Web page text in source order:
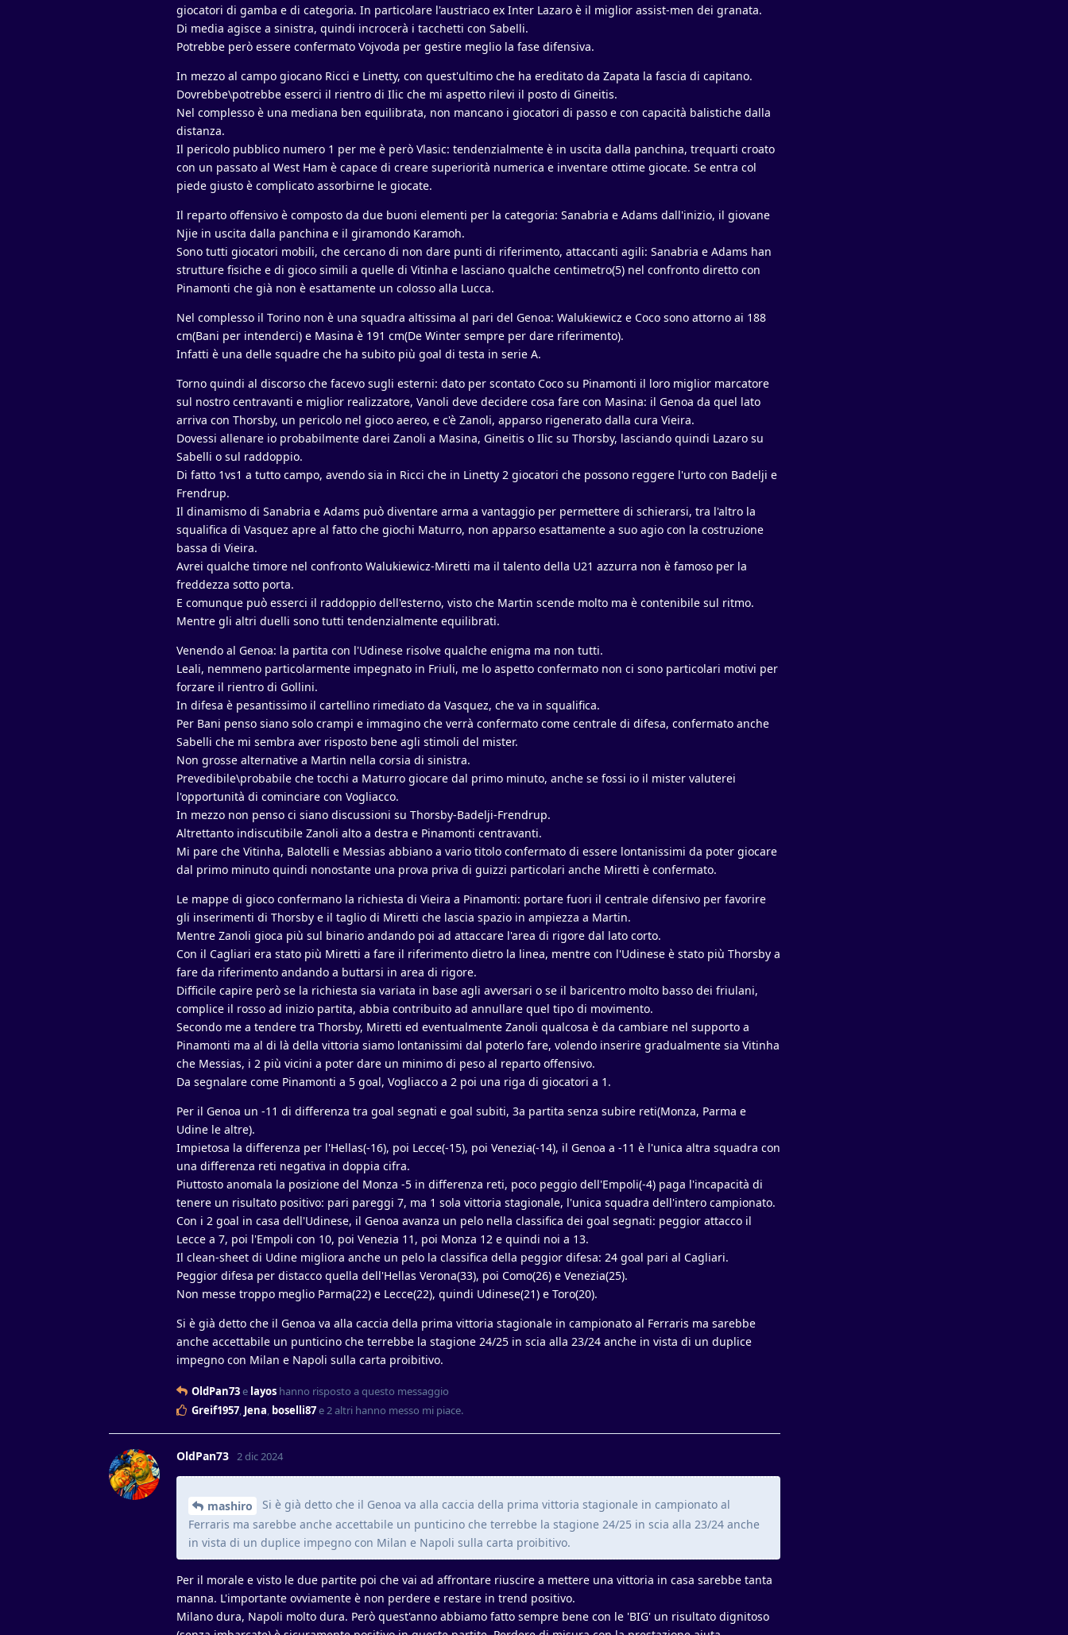
giocatori di gamba e di categoria. In particolare l'austriaco ex Inter Lazaro è il miglior assist-men dei granata.
Di media agisce a sinistra, quindi incrocerà i tacchetti con Sabelli.
Potrebbe però essere confermato Vojvoda per gestire meglio la fase difensiva.
In mezzo al campo giocano Ricci e Linetty, con quest'ultimo che ha ereditato da Zapata la fascia di capitano.
Dovrebbe\potrebbe esserci il rientro di Ilic che mi aspetto rilevi il posto di Gineitis.
Nel complesso è una mediana ben equilibrata, non mancano i giocatori di passo e con capacità balistiche dalla
distanza.
Il pericolo pubblico numero 1 per me è però Vlasic: tendenzialmente è in uscita dalla panchina, trequarti croato
con un passato al West Ham è capace di creare superiorità numerica e inventare ottime giocate. Se entra col
piede giusto è complicato assorbirne le giocate.
Il reparto offensivo è composto da due buoni elementi per la categoria: Sanabria e Adams dall'inizio, il giovane
Njie in uscita dalla panchina e il giramondo Karamoh.
Sono tutti giocatori mobili, che cercano di non dare punti di riferimento, attaccanti agili: Sanabria e Adams han
strutture fisiche e di gioco simili a quelle di Vitinha e lasciano qualche centimetro(5) nel confronto diretto con
Pinamonti che già non è esattamente un colosso alla Lucca.
Nel complesso il Torino non è una squadra altissima al pari del Genoa: Walukiewicz e Coco sono attorno ai 188
cm(Bani per intenderci) e Masina è 191 cm(De Winter sempre per dare riferimento).
Infatti è una delle squadre che ha subito più goal di testa in serie A.
Torno quindi al discorso che facevo sugli esterni: dato per scontato Coco su Pinamonti il loro miglior marcatore
sul nostro centravanti e miglior realizzatore, Vanoli deve decidere cosa fare con Masina: il Genoa da quel lato
arriva con Thorsby, un pericolo nel gioco aereo, e c'è Zanoli, apparso rigenerato dalla cura Vieira.
Dovessi allenare io probabilmente darei Zanoli a Masina, Gineitis o Ilic su Thorsby, lasciando quindi Lazaro su
Sabelli o sul raddoppio.
Di fatto 1vs1 a tutto campo, avendo sia in Ricci che in Linetty 2 giocatori che possono reggere l'urto con Badelji e
Frendrup.
Il dinamismo di Sanabria e Adams può diventare arma a vantaggio per permettere di schierarsi, tra l'altro la
squalifica di Vasquez apre al fatto che giochi Maturro, non apparso esattamente a suo agio con la costruzione
bassa di Vieira.
Avrei qualche timore nel confronto Walukiewicz-Miretti ma il talento della U21 azzurra non è famoso per la
freddezza sotto porta.
E comunque può esserci il raddoppio dell'esterno, visto che Martin scende molto ma è contenibile sul ritmo.
Mentre gli altri duelli sono tutti tendenzialmente equilibrati.
Venendo al Genoa: la partita con l'Udinese risolve qualche enigma ma non tutti.
Leali, nemmeno particolarmente impegnato in Friuli, me lo aspetto confermato non ci sono particolari motivi per
forzare il rientro di Gollini.
In difesa è pesantissimo il cartellino rimediato da Vasquez, che va in squalifica.
Per Bani penso siano solo crampi e immagino che verrà confermato come centrale di difesa, confermato anche
Sabelli che mi sembra aver risposto bene agli stimoli del mister.
Non grosse alternative a Martin nella corsia di sinistra.
Prevedibile\probabile che tocchi a Maturro giocare dal primo minuto, anche se fossi io il mister valuterei
l'opportunità di cominciare con Vogliacco.
In mezzo non penso ci siano discussioni su Thorsby-Badelji-Frendrup.
Altrettanto indiscutibile Zanoli alto a destra e Pinamonti centravanti.
Mi pare che Vitinha, Balotelli e Messias abbiano a vario titolo confermato di essere lontanissimi da poter giocare
dal primo minuto quindi nonostante una prova priva di guizzi particolari anche Miretti è confermato.
Le mappe di gioco confermano la richiesta di Vieira a Pinamonti: portare fuori il centrale difensivo per favorire
gli inserimenti di Thorsby e il taglio di Miretti che lascia spazio in ampiezza a Martin.
Mentre Zanoli gioca più sul binario andando poi ad attaccare l'area di rigore dal lato corto.
Con il Cagliari era stato più Miretti a fare il riferimento dietro la linea, mentre con l'Udinese è stato più Thorsby a
fare da riferimento andando a buttarsi in area di rigore.
Difficile capire però se la richiesta sia variata in base agli avversari o se il baricentro molto basso dei friulani,
complice il rosso ad inizio partita, abbia contribuito ad annullare quel tipo di movimento.
Secondo me a tendere tra Thorsby, Miretti ed eventualmente Zanoli qualcosa è da cambiare nel supporto a
Pinamonti ma al di là della vittoria siamo lontanissimi dal poterlo fare, volendo inserire gradualmente sia Vitinha
che Messias, i 2 più vicini a poter dare un minimo di peso al reparto offensivo.
Da segnalare come Pinamonti a 5 goal, Vogliacco a 2 poi una riga di giocatori a 1.
Per il Genoa un -11 di differenza tra goal segnati e goal subiti, 3a partita senza subire reti(Monza, Parma e
Udine le altre).
Impietosa la differenza per l'Hellas(-16), poi Lecce(-15), poi Venezia(-14), il Genoa a -11 è l'unica altra squadra con
una differenza reti negativa in doppia cifra.
Piuttosto anomala la posizione del Monza -5 in differenza reti, poco peggio dell'Empoli(-4) paga l'incapacità di
tenere un risultato positivo: pari pareggi 7, ma 1 sola vittoria stagionale, l'unica squadra dell'intero campionato.
Con i 2 goal in casa dell'Udinese, il Genoa avanza un pelo nella classifica dei goal segnati: peggior attacco il
Lecce a 7, poi l'Empoli con 10, poi Venezia 11, poi Monza 12 e quindi noi a 13.
Il clean-sheet di Udine migliora anche un pelo la classifica della peggior difesa: 24 goal pari al Cagliari.
Peggior difesa per distacco quella dell'Hellas Verona(33), poi Como(26) e Venezia(25).
Non messe troppo meglio Parma(22) e Lecce(22), quindi Udinese(21) e Toro(20).
Si è già detto che il Genoa va alla caccia della prima vittoria stagionale in campionato al Ferraris ma sarebbe
anche accettabile un punticino che terrebbe la stagione 24/25 in scia alla 23/24 anche in vista di un duplice
impegno con Milan e Napoli sulla carta proibitivo.
OldPan73e layos hanno risposto a questo messaggio
Greif1957, Jena, boselli87e2altri hanno messo mi piace.
OldPan73 2 dic 2024
mashiro
Si è già detto che il Genoa va alla caccia della prima vittoria stagionale in campionato al
Ferraris ma sarebbe anche accettabile un punticino che terrebbe la stagione 24/25 in scia alla 23/24 anche
in vista di un duplice impegno con Milan e Napoli sulla carta proibitivo.
Per il morale e visto le due partite poi che vai ad affrontare riuscire a mettere una vittoria in casa sarebbe tanta
manna. L'importante ovviamente è non perdere e restare in trend positivo.
Milano dura, Napoli molto dura. Però quest'anno abbiamo fatto sempre bene con le 'BIG' un risultato dignitoso